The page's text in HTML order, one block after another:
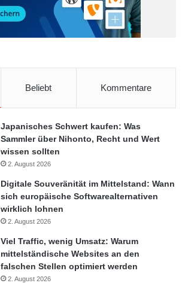
Beliebt Kommentare
Japanisches Schwert kaufen: Was
Sammler über Nihonto, Recht und Wert
wissen sollten
2. August 2026
Digitale Souveränität im Mittelstand: Wann
sich europäische Softwarealternativen
wirklich lohnen
2. August 2026
Viel Traffic, wenig Umsatz: Warum
mittelständische Websites an den
falschen Stellen optimiert werden
2. August 2026